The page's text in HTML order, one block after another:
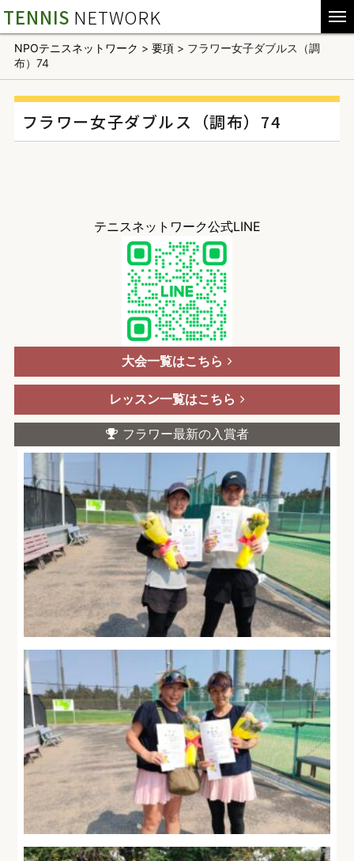
TENNIS NETWORK
NPOテニスネットワーク > 要項> フラワー女子ダブルス（調
布）74
フラワー女子ダブルス（調布）74
テニスネットワーク公式LINE
大会一覧はこちら
レッスン一覧はこちら
フラワー最新の入賞者